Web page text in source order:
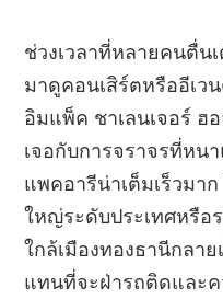
ช่วงเวลาที่หลายคนตื่น
มาดูคอนเสิร์ตหรืออีเ
อิมแพ็ค ชาเลนเจอร์ ฮ
เจอกับการจราจรที่หน
แพคอารีน่าเต็มเร็วมา
ใหญ่ระดับประเทศหรือ
ใกล้เมืองทองธานีกลา
แทนที่จะฝ่ารถติดและค